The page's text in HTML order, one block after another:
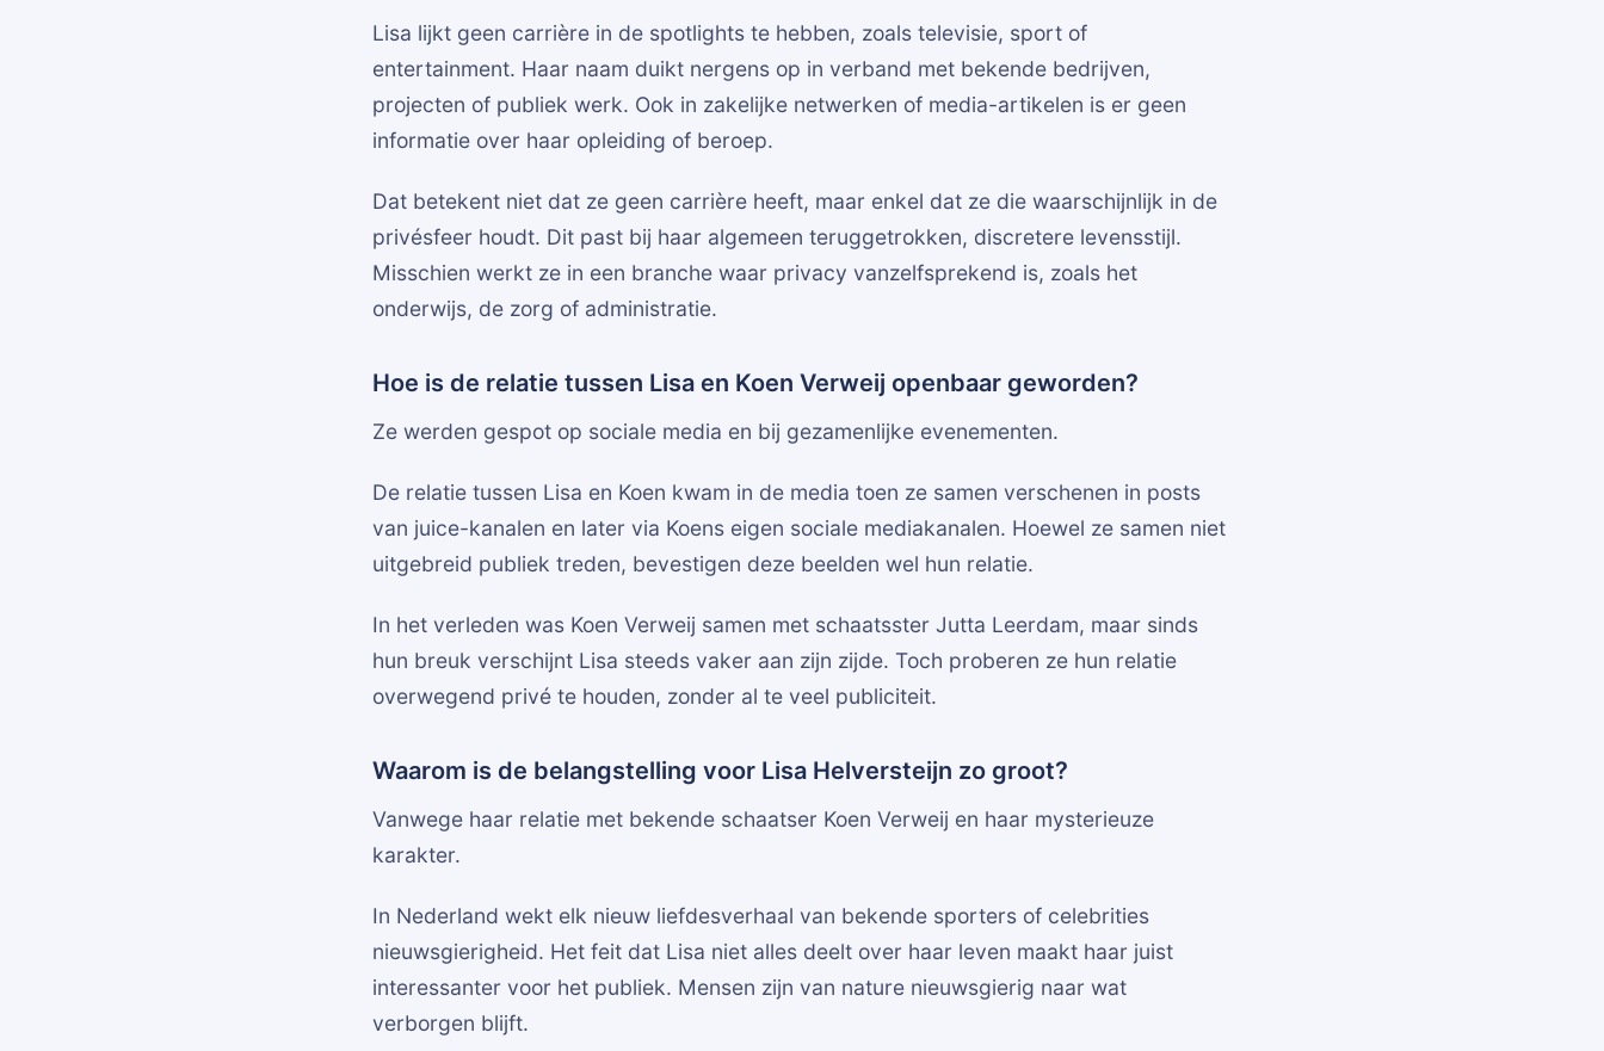
Lisa lijkt geen carrière in de spotlights te hebben, zoals televisie, sport of
entertainment. Haar naam duikt nergens op in verband met bekende bedrijven,
projecten of publiek werk. Ook in zakelijke netwerken of media-artikelen is er geen
informatie over haar opleiding of beroep.
Dat betekent niet dat ze geen carrière heeft, maar enkel dat ze die waarschijnlijk in de
privésfeer houdt. Dit past bij haar algemeen teruggetrokken, discretere levensstijl.
Misschien werkt ze in een branche waar privacy vanzelfsprekend is, zoals het
onderwijs, de zorg of administratie.
Hoe is de relatie tussen Lisa en Koen Verweij openbaar geworden?
Ze werden gespot op sociale media en bij gezamenlijke evenementen.
De relatie tussen Lisa en Koen kwam in de media toen ze samen verschenen in posts
van juice-kanalen en later via Koens eigen sociale mediakanalen. Hoewel ze samen niet
uitgebreid publiek treden, bevestigen deze beelden wel hun relatie.
In het verleden was Koen Verweij samen met schaatsster Jutta Leerdam, maar sinds
hun breuk verschijnt Lisa steeds vaker aan zijn zijde. Toch proberen ze hun relatie
overwegend privé te houden, zonder al te veel publiciteit.
Waarom is de belangstelling voor Lisa Helversteijn zo groot?
Vanwege haar relatie met bekende schaatser Koen Verweij en haar mysterieuze
karakter.
In Nederland wekt elk nieuw liefdesverhaal van bekende sporters of celebrities
nieuwsgierigheid. Het feit dat Lisa niet alles deelt over haar leven maakt haar juist
interessanter voor het publiek. Mensen zijn van nature nieuwsgierig naar wat
verborgen blijft.